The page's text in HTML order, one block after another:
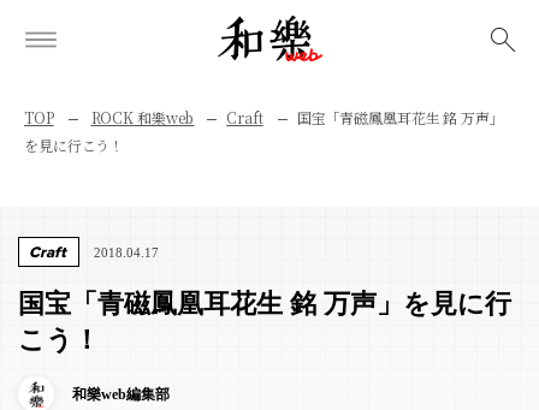
TOP ROCK 和樂web Craft
国宝「青磁鳳凰耳花生 銘 万声」
を見に行こう！
Craft 2018.04.17
国宝「青磁鳳凰耳花生 銘 万声」を見に行
こう！
和樂web編集部